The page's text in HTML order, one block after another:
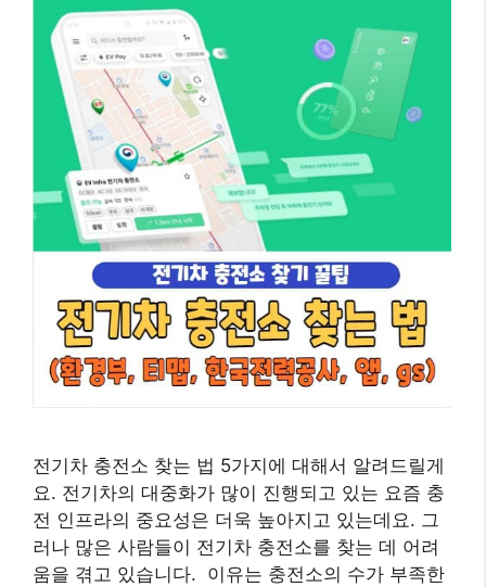
전기차 충전소 찾는 법 5가지에 대해서 알려드릴게
요. 전기차의 대중화가 많이 진행되고 있는 요즘 충
전 인프라의 중요성은 더욱 높아지고 있는데요. 그
러나 많은 사람들이 전기차 충전소를 찾는 데 어려
움을 겪고 있습니다. 이유는 충전소의 수가 부족한